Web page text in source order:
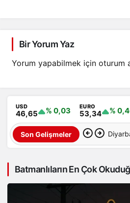
Bir Yorum Yaz
Yorum yapabilmek için oturum
USD
46,65 % 0,03 EURO
53,34 %
Son Gelişmeler
Batmanlıların En Çok